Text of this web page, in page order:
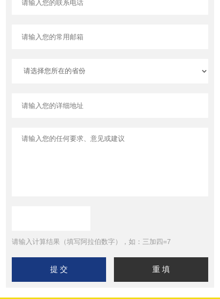
请输入计算结果（填写阿拉伯数字），如：三加四=7